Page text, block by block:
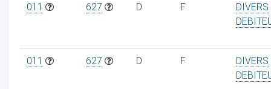
011 627 D F
DIVERS
011 627 D F
DIVERS